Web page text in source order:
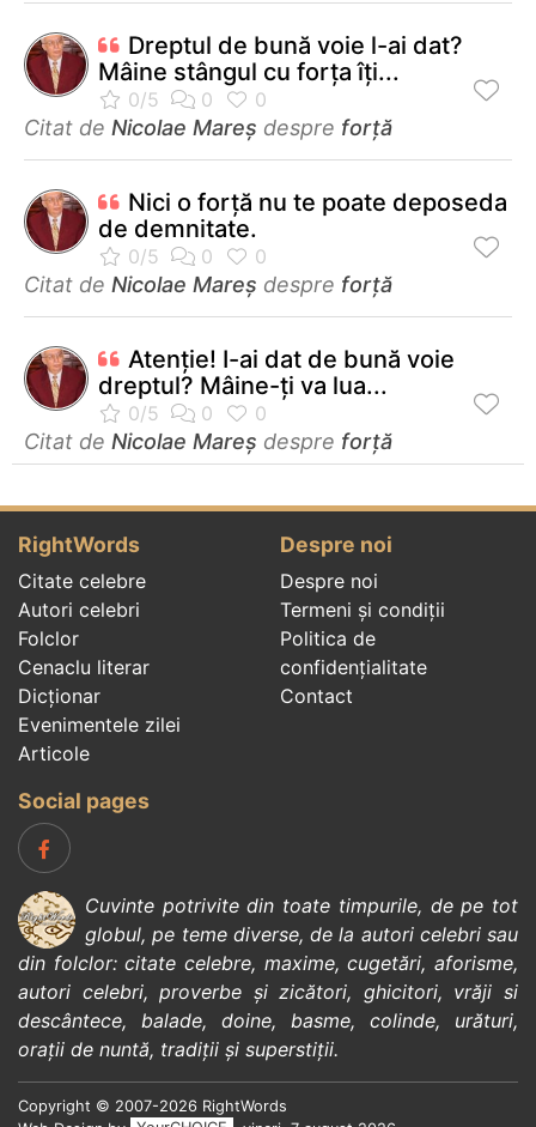
Dreptul de bună voie l-ai dat?
Mâine stângul cu forța îți...
Citat de Nicolae Mareș despre forță
Nici o forţă nu te poate deposeda
de demnitate.
Citat de Nicolae Mareș despre forță
Atenție! I-ai dat de bună voie
dreptul? Mâine-ți va lua...
Citat de Nicolae Mareș despre forță
RightWords
Citate celebre
Autori celebri
Folclor
Cenaclu literar
Dicționar
Evenimentele zilei
Articole
Despre noi
Despre noi
Termeni și condiții
Politica de
confidenţialitate
Contact
Social pages
Cuvinte potrivite din toate timpurile, de pe tot
globul, pe teme diverse, de la autori celebrisau
din folclor:citate celebre, maxime,cugetări,aforisme,
autori celebri,proverbe și zicători, ghicitori, vrăji si
descântece, balade, doine, basme, colinde, urături,
orații de nuntă, tradiții și superstiții.
Copyright © 2007-2026 RightWords